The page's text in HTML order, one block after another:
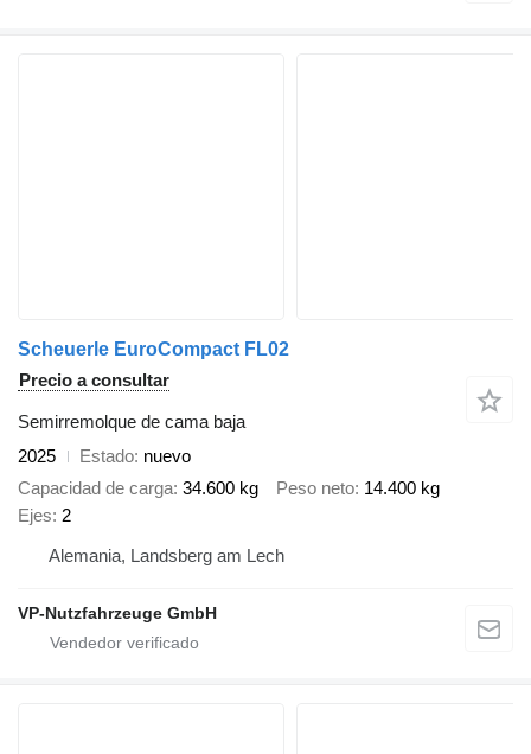
Scheuerle EuroCompact FL02
Precio a consultar
Semirremolque de cama baja
2025
Estado nuevo
Capacidad de carga 34.600 kg Peso neto 14.400 kg
Ejes 2
Alemania, Landsberg am Lech
VP-Nutzfahrzeuge GmbH